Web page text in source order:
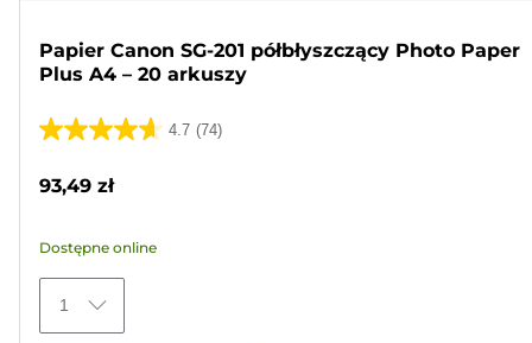
Papier Canon SG-201 półbłyszczący Photo Paper
Plus A4 – 20 arkuszy
4.7 (74)
4.7
5
74
Recenzji
93,49 zł
Dostępne online
1